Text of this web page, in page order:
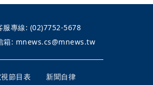
服專線: (02)7752-5678
箱: mnews.cs@mnews.tw
視節目表
新聞自律